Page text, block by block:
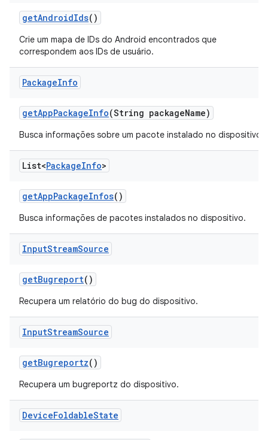
getAndroidIds()
Crie um mapa de IDs do Android encontrados que
correspondem aos IDs de usuário.
PackageInfo
getAppPackageInfo(String packageName)
Busca informações sobre um pacote instalado no dispositivo.
List<PackageInfo>
getAppPackageInfos()
Busca informações de pacotes instalados no dispositivo.
InputStreamSource
getBugreport()
Recupera um relatório do bug do dispositivo.
InputStreamSource
getBugreportz()
Recupera um bugreportz do dispositivo.
DeviceFoldableState